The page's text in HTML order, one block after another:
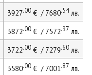
3927.00€ / 7680.54лв.
3872.00€ / 7572.97 лв.
3722.00€ / 7279.60лв.
3580.00€ / 7001.87 лв.